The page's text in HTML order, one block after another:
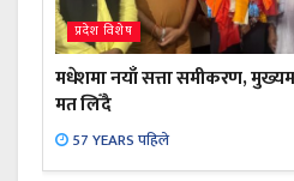
प्रदेश विशेष
मधेशमा नयाँ सत्ता समीकरण,
मत लिँदै
57 YEARS पहिले